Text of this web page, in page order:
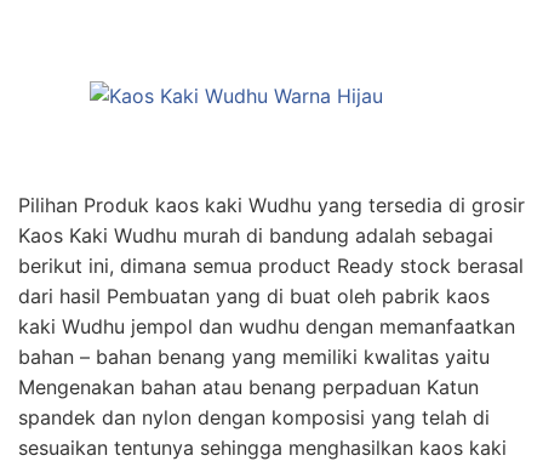
Pilihan Produk kaos kaki Wudhu yang tersedia di grosir
Kaos Kaki Wudhu murah di bandung adalah sebagai
berikut ini, dimana semua product Ready stock berasal
dari hasil Pembuatan yang di buat oleh pabrik kaos
kaki Wudhu jempol dan wudhu dengan memanfaatkan
bahan – bahan benang yang memiliki kwalitas yaitu
Mengenakan bahan atau benang perpaduan Katun
spandek dan nylon dengan komposisi yang telah di
sesuaikan tentunya sehingga menghasilkan kaos kaki